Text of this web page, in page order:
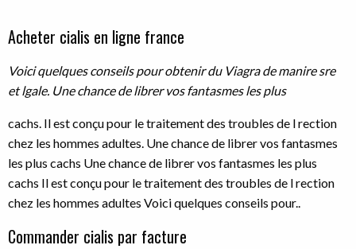
Acheter cialis en ligne france
Voici quelques conseils pour obtenir du Viagra de maniresre
et lgale. Unechance de librervos fantasmes lesplus
cachs. Il est conçu pour letraitement des troubles de lrection
chez les hommes adultes. Une chance de librer vos fantasmes
les plus cachs Une chance de librer vos fantasmes les plus
cachs Il est conçu pour le traitement des troubles de l rection
chez les hommes adultes Voiciquelques conseils pour..
Commander cialis par facture